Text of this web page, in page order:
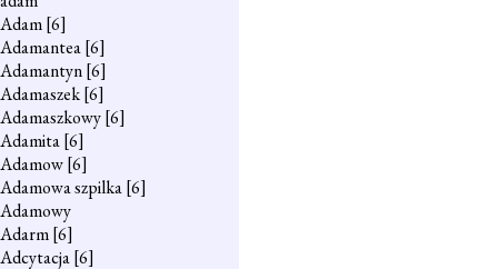
Adam[6]
Adamantea[6]
Adamantyn[6]
Adamaszek[6]
Adamaszkowy[6]
Adamita[6]
Adamow[6]
Adamowa szpilka[6]
Adamowy
Adarm[6]
Adcytacja[6]